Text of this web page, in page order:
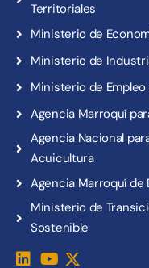
Territoriales
Ministerio de
Ministerio de
Ministerio de
Agencia Marroquí
Agencia Nacional
Acuicultura
Agencia Marroquí de
Ministerio de
Sostenible